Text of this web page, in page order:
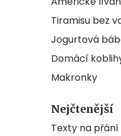
Tiramisu bez
Jogurtová
Domácí
Makronky
Nejčtenější
Texty na